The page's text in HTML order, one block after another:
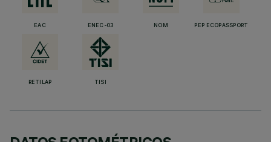
EAC ENEC-03 NOM PEP ECOPASSPORT
RETILAP TISI